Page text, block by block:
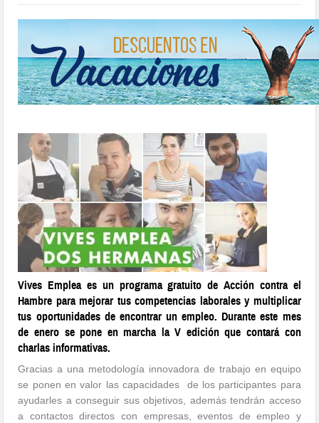
Vives Emplea es un programa gratuito de Acción contra el
Hambre para mejorar tus competencias laborales y multiplicar
tus oportunidades de encontrar un empleo. Durante este mes
de enero se pone en marcha la V edición que contará con
charlas informativas.
Gracias a una metodología innovadora de trabajo en equipo
se ponen en valor las capacidades de los participantes para
ayudarles a conseguir sus objetivos, además tendrán acceso
a contactos directos con empresas, eventos de empleo y